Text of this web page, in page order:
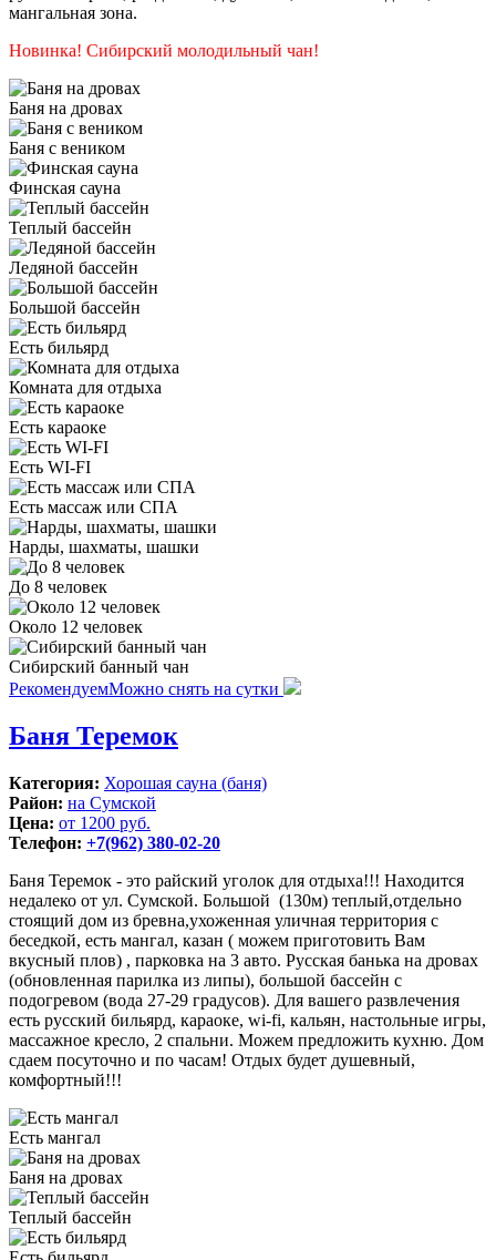
мангальная зона.
Новинка! Сибирский молодильный чан!
Баня на дровах
Баня с веником
Финская сауна
Теплый бассейн
Ледяной бассейн
Большой бассейн
Есть бильярд
Комната для отдыха
Есть караоке
Есть WI-FI
Есть массаж или СПА
Нарды, шахматы, шашки
До 8 человек
Около 12 человек
Сибирский банный чан
РекомендуемМожно снять на сутки
Баня Теремок
Категория: Хорошая сауна (баня)
Район: на Сумской
Цена: от 1200 руб.
Телефон: +7(962) 380-02-20
Баня Теремок - это райский уголок для отдыха!!! Находится
недалеко от ул. Сумской. Большой (130м) теплый,отдельно
стоящий дом из бревна,ухоженная уличная территория с
беседкой, есть мангал, казан ( можем приготовить Вам
вкусный плов) , парковка на 3 авто. Русская банька на дровах
(обновленная парилка из липы), большой бассейн с
подогревом (вода 27-29 градусов). Для вашего развлечения
есть русский бильярд, караоке, wi-fi, кальян, настольные игры,
массажное кресло, 2 спальни. Можем предложить кухню. Дом
сдаем посуточно и по часам! Отдых будет душевный,
комфортный!!!
Есть мангал
Баня на дровах
Теплый бассейн